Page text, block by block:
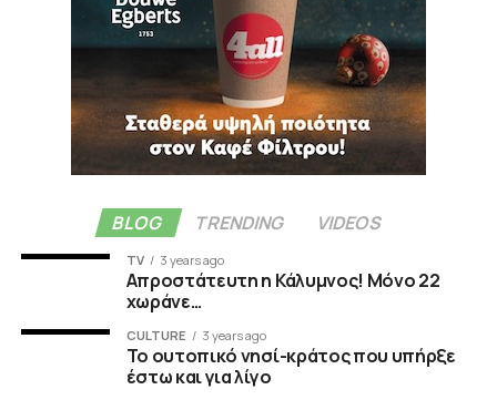
BLOG TRENDING VIDEOS
TV 3 years ago
Απροστάτευτη η Κάλυμνος! Μόνο 22
χωράνε…
CULTURE 3 years ago
Το ουτοπικό νησί-κράτος που υπήρξε
έστω και για λίγο